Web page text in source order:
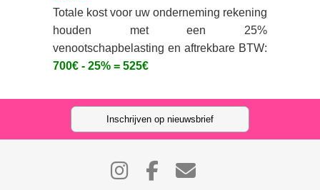
Totale kost voor uw onderneming rekening
houden met een 25%
venootschapbelasting en aftrekbare BTW:
700€ - 25% = 525€
Inschrijven op nieuwsbrief